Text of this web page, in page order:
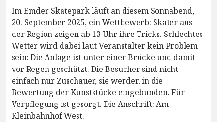
Im Emder Skatepark läuft an diesem Sonnabend,
20. September 2025, ein Wettbewerb: Skater aus
der Region zeigen ab 13 Uhr ihre Tricks. Schlechtes
Wetter wird dabei laut Veranstalter kein Problem
sein: Die Anlage ist unter einer Brücke und damit
vor Regen geschützt. Die Besucher sind nicht
einfach nur Zuschauer, sie werden in die
Bewertung der Kunststücke eingebunden. Für
Verpflegung ist gesorgt. Die Anschrift: Am
Kleinbahnhof West.